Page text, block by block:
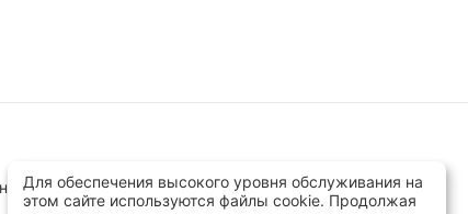
ул.Заводская д.8 стр.1
Для обеспечения высокого уровня обслуживания на
этом сайте используются файлы cookie. Продолжая